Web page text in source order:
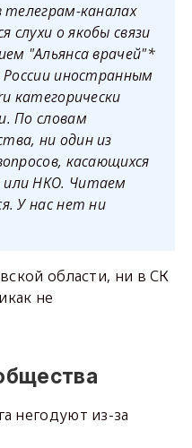
телеграм-каналах
слухи о якобы связи
"Альянса врачей"*
России иностранным
категорически
По словам
ни один из
касающихся
НКО. Читаем
У нас нет ни
области, ни в СК
не
негодуют из-за